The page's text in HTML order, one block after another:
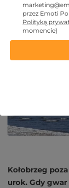
Marcin ⋅ 2025 LIS
Kołobrzeg
urok. Gdy
przez Emoti
Polityką
momencie)